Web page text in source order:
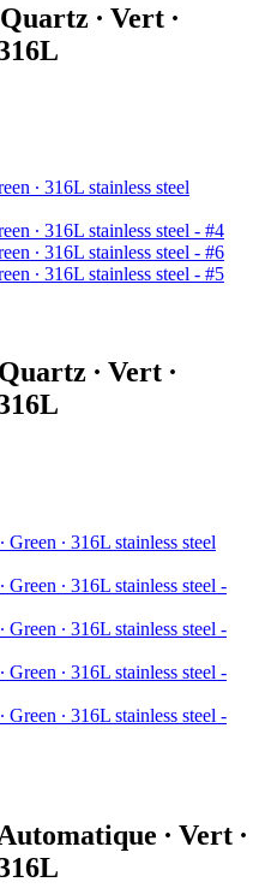
∙ Vert ∙
∙ Vert ∙
∙ Vert ∙